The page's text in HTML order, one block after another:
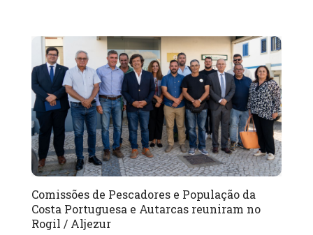
Comissões de Pescadores e População da
Costa Portuguesa e Autarcas reuniram no
Rogil / Aljezur